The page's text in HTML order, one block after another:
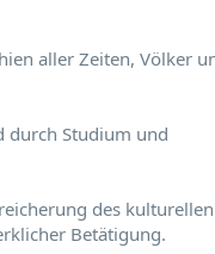
aller Zeiten, Völker
durch Studium und
des kulturellen
Betätigung.